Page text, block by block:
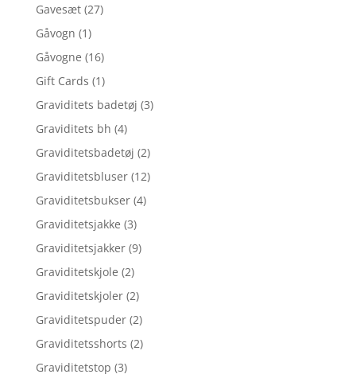
Gavesæt (27)
Gåvogn (1)
Gåvogne (16)
Gift Cards (1)
Graviditets badetøj (3)
Graviditets bh (4)
Graviditetsbadetøj (2)
Graviditetsbluser (12)
Graviditetsbukser (4)
Graviditetsjakke (3)
Graviditetsjakker (9)
Graviditetskjole (2)
Graviditetskjoler (2)
Graviditetspuder (2)
Graviditetsshorts (2)
Graviditetstop (3)